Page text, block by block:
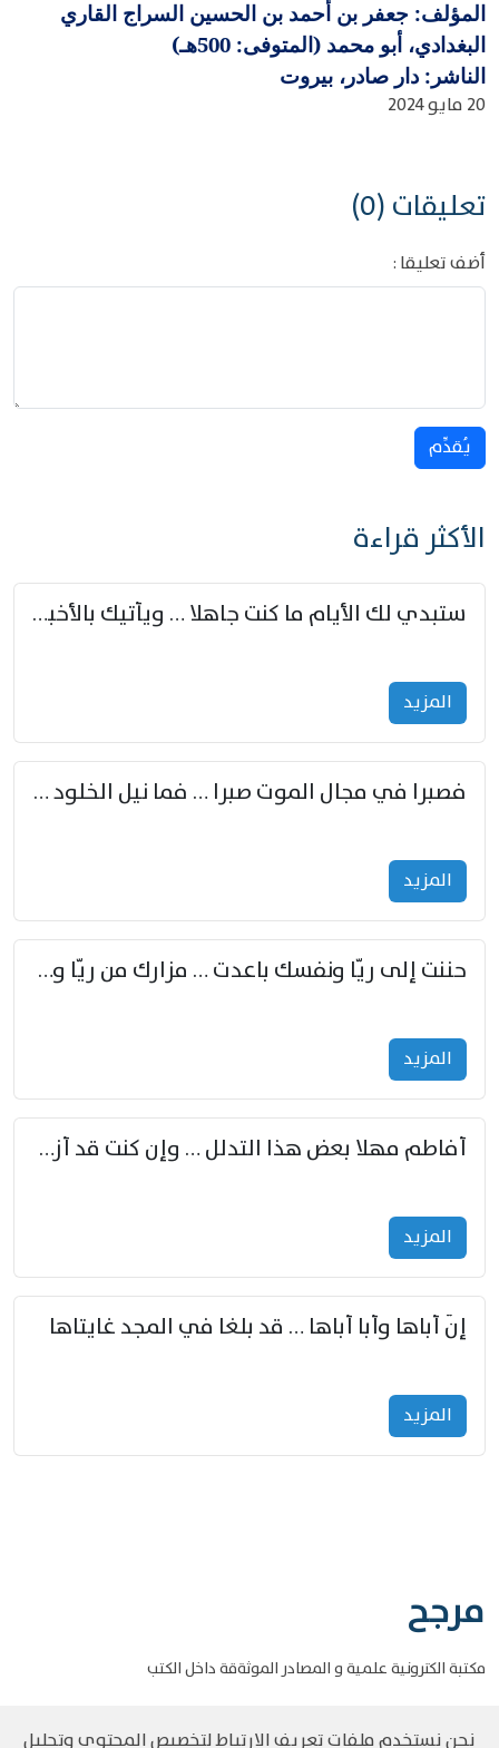
المؤلف: جعفر بن أحمد بن الحسين السراج القاري
البغدادي، أبو محمد (المتوفى: 500هـ)
الناشر: دار صادر، بيروت
20 مايو 2024
تعليقات (0)
أضف تعليقا :
يُقدِّم
الأكثر قراءة
ستبدي لك الأيام ما كنت جاهلا … ويأتيك بالأخبار من لم تزوّد
المزید
فصبرا في مجال الموت صبرا … فما نيل الخلود بمستطاع
المزید
حننت إلى ريّا ونفسك باعدت … مزارك من ريّا وشعباكما معا
المزید
أفاطم مهلا بعض هذا التدلل … وإن كنت قد أزمعت صرمي فأجملي
المزید
إنّ أباها وأبا أباها … قد بلغا في المجد غايتاها
المزید
مرجح
مكتبة الكترونية علمية و المصادر الموثةقة داخل الكتب
نحن نستخدم ملفات تعريف الارتباط لتخصيص المحتوى وتحليل